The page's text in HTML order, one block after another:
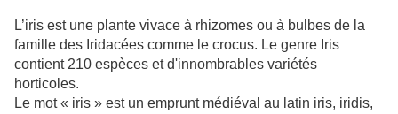
L’iris est une plante vivace à rhizomes ou à bulbes de la
famille des Iridacées comme le crocus. Le genre Iris
contient 210 espèces et d'innombrables variétés
horticoles.
Le mot « iris » est un emprunt médiéval au latin iris, iridis,